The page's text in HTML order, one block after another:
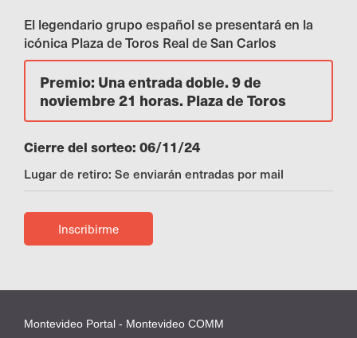
El legendario grupo español se presentará en la
icónica Plaza de Toros Real de San Carlos
Premio: Una entrada doble. 9 de
noviembre 21 horas. Plaza de Toros
Cierre del sorteo: 06/11/24
Lugar de retiro: Se enviarán entradas por mail
Inscribirme
Montevideo Portal - Montevideo COMM